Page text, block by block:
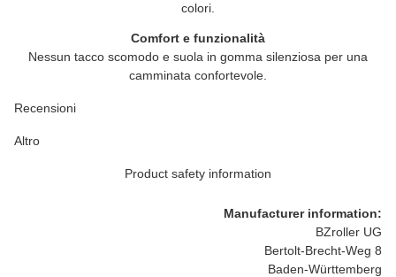
colori.
Comfort e funzionalità
Nessun tacco scomodo e suola in gomma silenziosa per una
camminata confortevole.
Recensioni
Altro
Product safety information
Manufacturer information:
BZroller UG
Bertolt-Brecht-Weg 8
Baden-Württemberg